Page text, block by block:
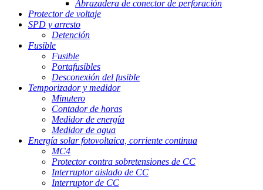
Abrazadera de conector de perforación
Protector de voltaje
SPD y arresto
Detención
Fusible
Fusible
Portafusibles
Desconexión del fusible
Temporizador y medidor
Minutero
Contador de horas
Medidor de energía
Medidor de agua
Energía solar fotovoltaica, corriente continua
MC4
Protector contra sobretensiones de CC
Interruptor aislado de CC
Interruptor de CC